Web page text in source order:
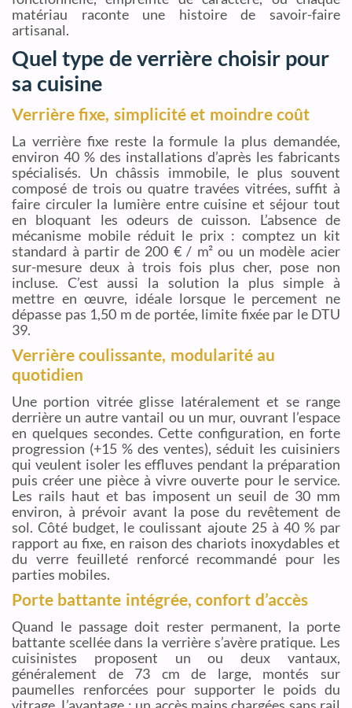
matériau raconte une histoire de savoir-faire
artisanal.
Quel type de verrière choisir pour
sa cuisine
Verrière fixe, simplicité et moindre coût
La verrière fixe reste la formule la plus demandée,
environ 40 % des installations d’après les fabricants
spécialisés. Un châssis immobile, le plus souvent
composé de trois ou quatre travées vitrées, suffit à
faire circuler la lumière entre cuisine et séjour tout
en bloquant les odeurs de cuisson. L’absence de
mécanisme mobile réduit le prix : comptez un kit
standard à partir de 200 € / m² ou un modèle acier
sur-mesure deux à trois fois plus cher, pose non
incluse. C’est aussi la solution la plus simple à
mettre en œuvre, idéale lorsque le percement ne
dépasse pas 1,50 m de portée, limite fixée par le DTU
39.
Verrière coulissante, modularité au
quotidien
Une portion vitrée glisse latéralement et se range
derrière un autre vantail ou un mur, ouvrant l’espace
en quelques secondes. Cette configuration, en forte
progression (+15 % des ventes), séduit les cuisiniers
qui veulent isoler les effluves pendant la préparation
puis créer une pièce à vivre ouverte pour le service.
Les rails haut et bas imposent un seuil de 30 mm
environ, à prévoir avant la pose du revêtement de
sol. Côté budget, le coulissant ajoute 25 à 40 % par
rapport au fixe, en raison des chariots inoxydables et
du verre feuilleté renforcé recommandé pour les
parties mobiles.
Porte battante intégrée, confort d’accès
Quand le passage doit rester permanent, la porte
battante scellée dans la verrière s’avère pratique. Les
cuisinistes proposent un ou deux vantaux,
généralement de 73 cm de large, montés sur
paumelles renforcées pour supporter le poids du